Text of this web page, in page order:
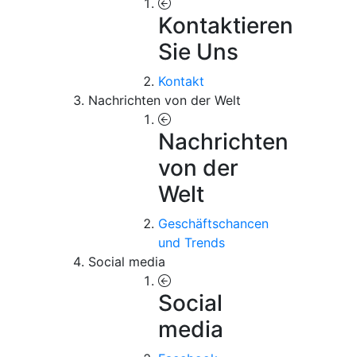
Kontaktieren
Sie Uns
Kontakt
Nachrichten von der Welt
Nachrichten
von der
Welt
Geschäftschancen
und Trends
Social media
Social
media